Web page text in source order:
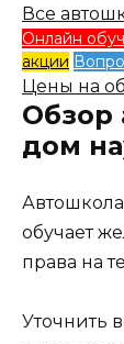
Все
Онлайн
акции
Цены на
Обзор
дом
обучает
права на
Уточнить